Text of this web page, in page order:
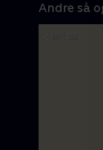
Andre så